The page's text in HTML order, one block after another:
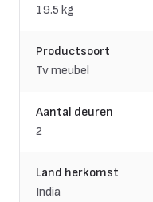
19.5 kg
Productsoort
Tv meubel
Aantal deuren
2
Land herkomst
India